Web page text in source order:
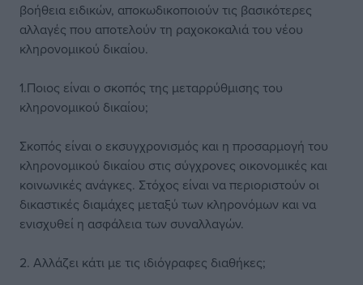
βοήθεια ειδικών, αποκωδικοποιούν τις βασικότερες
αλλαγές που αποτελούν τη ραχοκοκαλιά του νέου
κληρονομικού δικαίου.
1.Ποιος είναι ο σκοπός της μεταρρύθμισης του
κληρονομικού δικαίου;
Σκοπός είναι ο εκσυγχρονισμός και η προσαρμογή του
κληρονομικού δικαίου στις σύγχρονες οικονομικές και
κοινωνικές ανάγκες. Στόχος είναι να περιοριστούν οι
δικαστικές διαμάχες μεταξύ των κληρονόμων και να
ενισχυθεί η ασφάλεια των συναλλαγών.
2. Αλλάζει κάτι με τις ιδιόγραφες διαθήκες;